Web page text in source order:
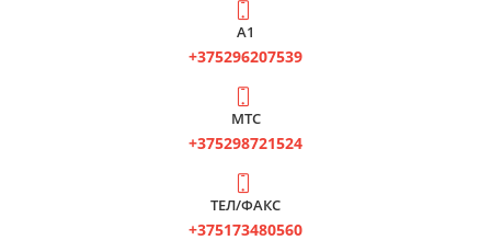
А1
+375296207539
МТС
+375298721524
ТЕЛ/ФАКС
+375173480560